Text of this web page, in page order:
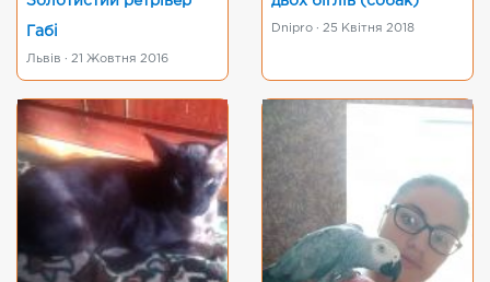
Габі
Львів · 21 Жовтня 2016
Dnipro · 25 Квітня 2018